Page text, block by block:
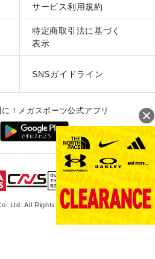
サービス利用規約
特定商取引法に基づく
表示
SNSガイドライン
！メガスポーツ公式アプリ
Ltd. All Rights Reserved.